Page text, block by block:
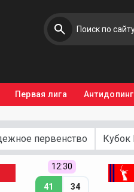
Первая лига Антидопинг
первенство Кубок
12:30
41 34